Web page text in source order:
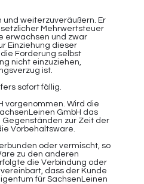
weiterzuveräußern. Er
Mehrwertsteuer
erwachsen und zwar
Einziehung dieser
Forderung selbst
nicht einzuziehen,
ist.
sofort fällig.
vorgenommen. Wird die
GmbH das
Gegenständen zur Zeit der
Vorbehaltsware.
oder vermischt, so
zu den anderen
die Verbindung oder
dass der Kunde
für SachsenLeinen